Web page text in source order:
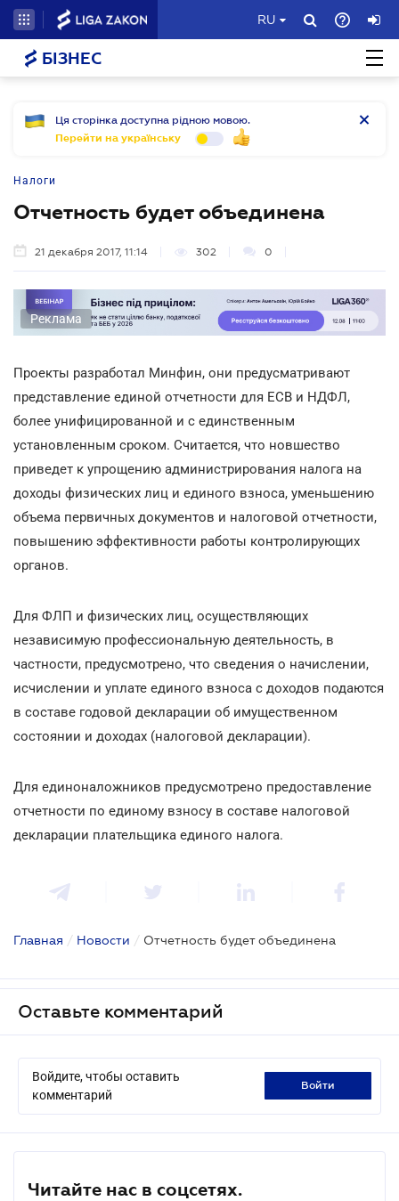
RU
БІЗНЕС
Ця сторінка доступна рідною мовою.
Перейти на українську
Налоги
Отчетность будет объединена
21 декабря 2017, 11:14 302 0
Реклама
Проекты разработал Минфин, они предусматривают
представление единой отчетности для ЕСВ и НДФЛ,
более унифицированной и с единственным
установленным сроком. Считается, что новшество
приведет к упрощению администрирования налога на
доходы физических лиц и единого взноса, уменьшению
объема первичных документов и налоговой отчетности,
повышению эффективности работы контролирующих
органов.
Для ФЛП и физических лиц, осуществляющих
независимую профессиональную деятельность, в
частности, предусмотрено, что сведения о начислении,
исчислении и уплате единого взноса с доходов подаются
в составе годовой декларации об имущественном
состоянии и доходах (налоговой декларации).
Для единоналожников предусмотрено предоставление
отчетности по единому взносу в составе налоговой
декларации плательщика единого налога.
Главная / Новости / Отчетность будет объединена
Оставьте комментарий
Войдите, чтобы оставить
комментарий
войти
Читайте нас в соцсетях.